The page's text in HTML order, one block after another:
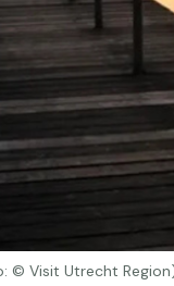
© Visit Utrecht